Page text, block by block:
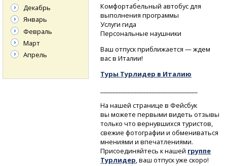
Комфортабельный автобус для
выполнения программы
Услуги гида
Персональные наушники
Ваш отпуск приближается — ждем
вас в Италии!
Туры Турлидер в Италию
На нашей странице в Фейсбук
вы можете первыми видеть отзывы
только что вернувшихся туристов,
свежие фотографии и обмениваться
мнениями и впечатлениями.
Присоединяйтесь к нашей группе
Турлидер, ваш отпуск уже скоро!
Декабрь
Январь
Февраль
Март
Апрель